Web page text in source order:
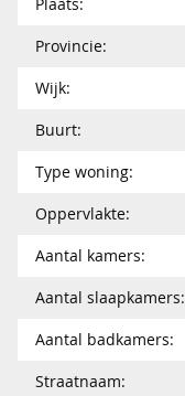
Provincie:
Wijk:
Buurt:
Type woning:
Oppervlakte:
Aantal kamers:
Aantal slaapkamers:
Aantal badkamers:
Straatnaam: